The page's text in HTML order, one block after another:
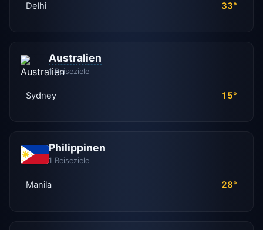
Delhi 33°
Australien
1 Reiseziele
Sydney 15°
Philippinen
1 Reiseziele
Manila 28°